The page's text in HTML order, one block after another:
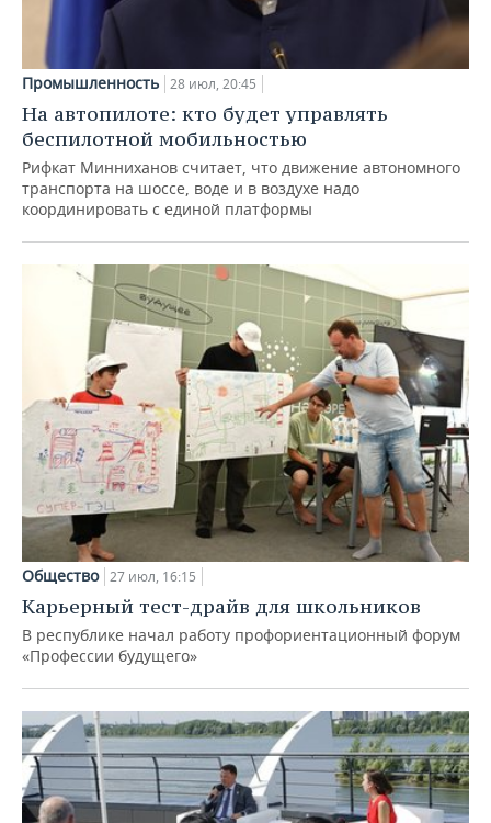
Промышленность 28 июл, 20:45
На автопилоте: кто будет управлять
беспилотной мобильностью
Рифкат Минниханов считает, что движение автономного
транспорта на шоссе, воде и в воздухе надо
координировать с единой платформы
Общество 27 июл, 16:15
Карьерный тест-драйв для школьников
В республике начал работу профориентационный форум
«Профессии будущего»